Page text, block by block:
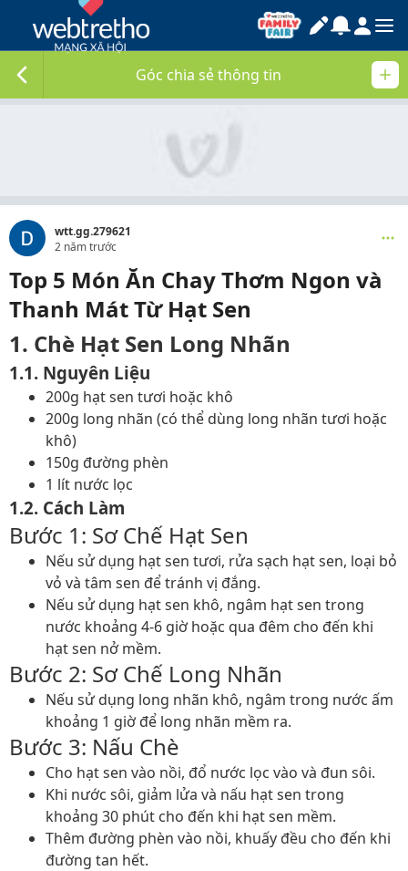
Góc chia sẻ thông tin
wtt.gg.279621
2 năm trước
Top 5 Món Ăn Chay Thơm Ngon và
Thanh Mát Từ Hạt Sen
1. Chè Hạt Sen Long Nhãn
1.1. Nguyên Liệu
200g hạt sen tươi hoặc khô
200g long nhãn (có thể dùng long nhãn tươi hoặc
khô)
150g đường phèn
1 lít nước lọc
1.2. Cách Làm
Bước 1: Sơ Chế Hạt Sen
Nếu sử dụng hạt sen tươi, rửa sạch hạt sen, loại bỏ
vỏ và tâm sen để tránh vị đắng.
Nếu sử dụng hạt sen khô, ngâm hạt sen trong
nước khoảng 4-6 giờ hoặc qua đêm cho đến khi
hạt sen nở mềm.
Bước 2: Sơ Chế Long Nhãn
Nếu sử dụng long nhãn khô, ngâm trong nước ấm
khoảng 1 giờ để long nhãn mềm ra.
Bước 3: Nấu Chè
Cho hạt sen vào nồi, đổ nước lọc vào và đun sôi.
Khi nước sôi, giảm lửa và nấu hạt sen trong
khoảng 30 phút cho đến khi hạt sen mềm.
Thêm đường phèn vào nồi, khuấy đều cho đến khi
đường tan hết.